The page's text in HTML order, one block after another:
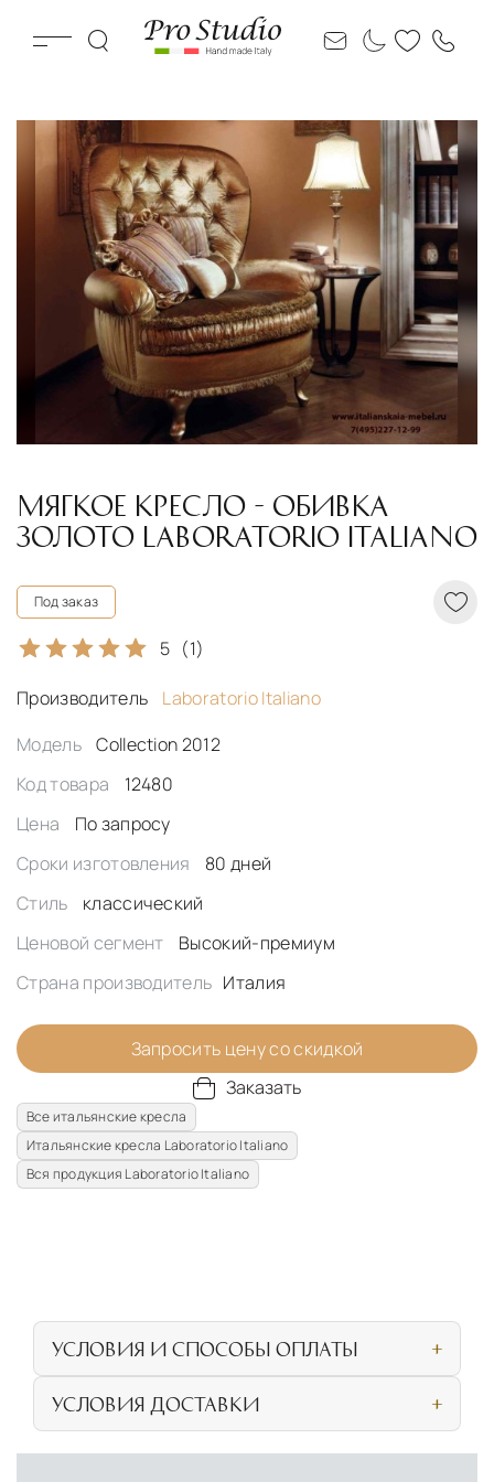
МЯГКОЕ КРЕСЛО - ОБИВКА
ЗОЛОТО LABORATORIO ITALIANO
Под заказ
5 (1)
Производитель
Laboratorio Italiano
Модель
Collection 2012
Код товара
12480
Цена
По запросу
Сроки изготовления
80 дней
Стиль
классический
Ценовой сегмент
Высокий-премиум
Страна производитель Италия
Запросить цену со скидкой
Заказать
Все итальянские кресла
Итальянские кресла Laboratorio Italiano
Вся продукция Laboratorio Italiano
УСЛОВИЯ И СПОСОБЫ ОПЛАТЫ
личном посещении нашего салона
Безналичная оплата по счёту для
УСЛОВИЯ ДОСТАВКИ